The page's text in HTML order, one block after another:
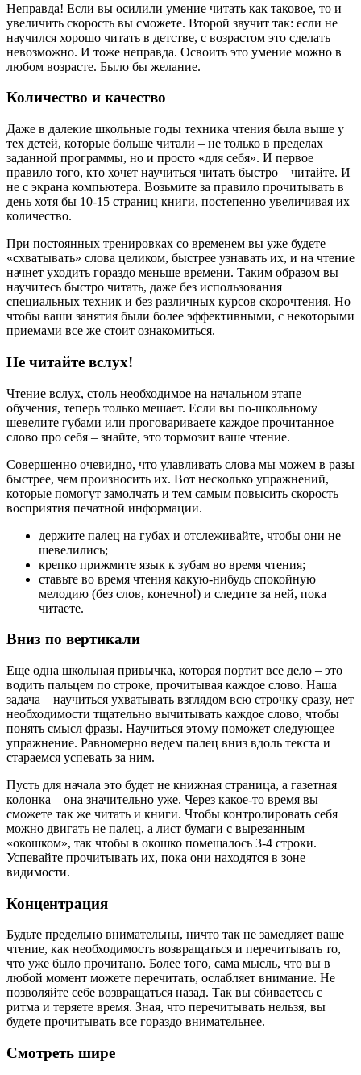
Неправда! Если вы осилили умение читать как таковое, то и
увеличить скорость вы сможете. Второй звучит так: если не
научился хорошо читать в детстве, с возрастом это сделать
невозможно. И тоже неправда. Освоить это умение можно в
любом возрасте. Было бы желание.
Количество и качество
Даже в далекие школьные годы техника чтения была выше у
тех детей, которые больше читали – не только в пределах
заданной программы, но и просто «для себя». И первое
правило того, кто хочет научиться читать быстро – читайте. И
не с экрана компьютера. Возьмите за правило прочитывать в
день хотя бы 10-15 страниц книги, постепенно увеличивая их
количество.
При постоянных тренировках со временем вы уже будете
«схватывать» слова целиком, быстрее узнавать их, и на чтение
начнет уходить гораздо меньше времени. Таким образом вы
научитесь быстро читать, даже без использования
специальных техник и без различных курсов скорочтения. Но
чтобы ваши занятия были более эффективными, с некоторыми
приемами все же стоит ознакомиться.
Не читайте вслух!
Чтение вслух, столь необходимое на начальном этапе
обучения, теперь только мешает. Если вы по-школьному
шевелите губами или проговариваете каждое прочитанное
слово про себя – знайте, это тормозит ваше чтение.
Совершенно очевидно, что улавливать слова мы можем в разы
быстрее, чем произносить их. Вот несколько упражнений,
которые помогут замолчать и тем самым повысить скорость
восприятия печатной информации.
держите палец на губах и отслеживайте, чтобы они не
шевелились;
крепко прижмите язык к зубам во время чтения;
ставьте во время чтения какую-нибудь спокойную
мелодию (без слов, конечно!) и следите за ней, пока
читаете.
Вниз по вертикали
Еще одна школьная привычка, которая портит все дело – это
водить пальцем по строке, прочитывая каждое слово. Наша
задача – научиться ухватывать взглядом всю строчку сразу, нет
необходимости тщательно вычитывать каждое слово, чтобы
понять смысл фразы. Научиться этому поможет следующее
упражнение. Равномерно ведем палец вниз вдоль текста и
стараемся успевать за ним.
Пусть для начала это будет не книжная страница, а газетная
колонка – она значительно уже. Через какое-то время вы
сможете так же читать и книги. Чтобы контролировать себя
можно двигать не палец, а лист бумаги с вырезанным
«окошком», так чтобы в окошко помещалось 3-4 строки.
Успевайте прочитывать их, пока они находятся в зоне
видимости.
Концентрация
Будьте предельно внимательны, ничто так не замедляет ваше
чтение, как необходимость возвращаться и перечитывать то,
что уже было прочитано. Более того, сама мысль, что вы в
любой момент можете перечитать, ослабляет внимание. Не
позволяйте себе возвращаться назад. Так вы сбиваетесь с
ритма и теряете время. Зная, что перечитывать нельзя, вы
будете прочитывать все гораздо внимательнее.
Смотреть шире